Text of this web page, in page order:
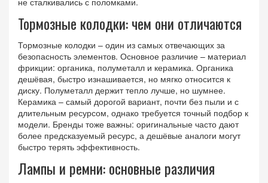
Тормозные колодки: чем они отличаются
Тормозные колодки – один из самых отвечающих за
безопасность элементов. Основное различие – материал
фрикции: органика, полуметалл и керамика. Органика
дешёвая, быстро изнашивается, но мягко относится к
диску. Полуметалл держит тепло лучше, но шумнее.
Керамика – самый дорогой вариант, почти без пыли и с
длительным ресурсом, однако требуется точный подбор к
модели. Бренды тоже важны: оригинальные часто дают
более предсказуемый ресурс, а дешёвые аналоги могут
быстро терять эффективность.
Лампы и ремни: основные различия